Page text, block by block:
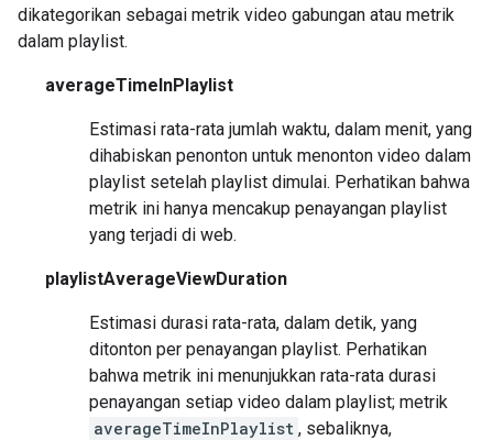
dikategorikan sebagai metrik video gabungan atau metrik
dalam playlist.
averageTimeInPlaylist
Estimasi rata-rata jumlah waktu, dalam menit, yang
dihabiskan penonton untuk menonton video dalam
playlist setelah playlist dimulai. Perhatikan bahwa
metrik ini hanya mencakup penayangan playlist
yang terjadi di web.
playlistAverageViewDuration
Estimasi durasi rata-rata, dalam detik, yang
ditonton per penayangan playlist. Perhatikan
bahwa metrik ini menunjukkan rata-rata durasi
penayangan setiap video dalam playlist; metrik
averageTimeInPlaylist , sebaliknya,